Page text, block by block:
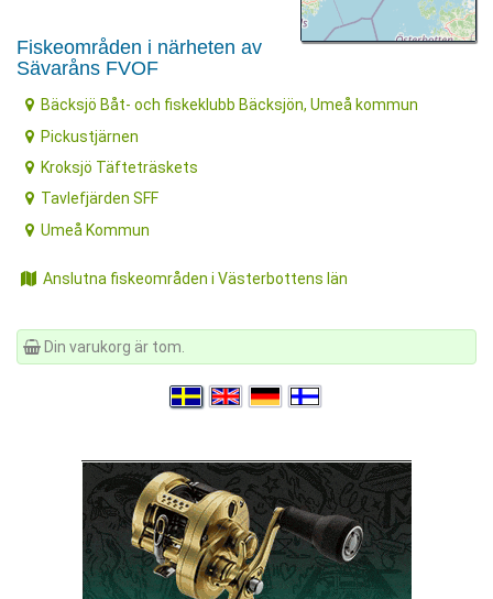
Fiskeområden i närheten av
Sävaråns FVOF
Bäcksjö Båt- och fiskeklubb Bäcksjön, Umeå kommun
Pickustjärnen
Kroksjö Täfteträskets
Tavlefjärden SFF
Umeå Kommun
Anslutna fiskeområden i Västerbottens län
Din varukorg är tom.